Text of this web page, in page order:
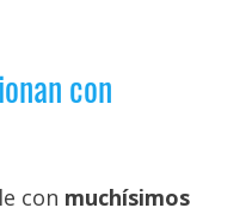
con
con muchísimos